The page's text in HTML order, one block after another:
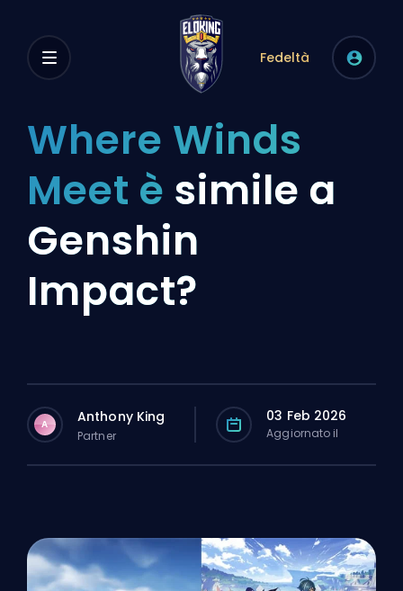
Fedeltà
Where Winds
Meet è simile a
Genshin
Impact?
A Anthony King
Partner
03 Feb 2026
Aggiornato il